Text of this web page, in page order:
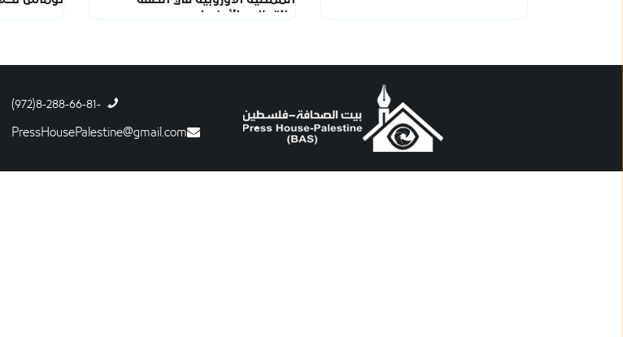
والقطاع والأونروا
-8-288-66-81(972)
PressHousePalestine@gmail.com